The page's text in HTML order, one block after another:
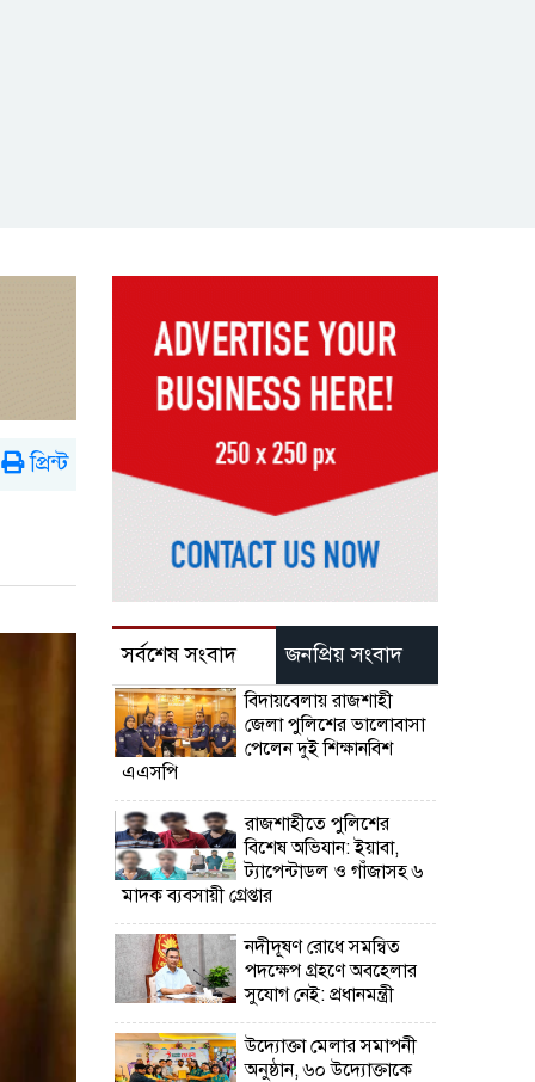
প্রিন্ট
সর্বশেষ সংবাদ জনপ্রিয় সংবাদ
বিদায়বেলায় রাজশাহী
জেলা পুলিশের ভালোবাসা
পেলেন দুই শিক্ষানবিশ
এএসপি
রাজশাহীতে পুলিশের
বিশেষ অভিযান: ইয়াবা,
ট্যাপেন্টাডল ও গাঁজাসহ ৬
মাদক ব্যবসায়ী গ্রেপ্তার
নদীদূষণ রোধে সমন্বিত
পদক্ষেপ গ্রহণে অবহেলার
সুযোগ নেই: প্রধানমন্ত্রী
উদ্যোক্তা মেলার সমাপনী
অনুষ্ঠান, ৬০ উদ্যোক্তাকে